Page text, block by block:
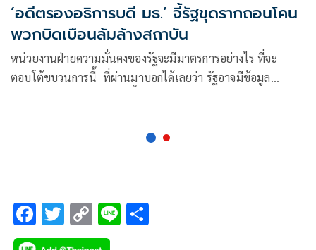
‘อดีตรองอธิการบดี มธ.’ จี้รัฐขุดรากถอนโคน
พวกบิดเบือนล้มล้างสถาบัน
หน่วยงานฝ่ายความมั่นคงของรัฐจะมีมาตรการอย่างไร ที่จะ
ตอบโต้ขบวนการนี้ ที่ผ่านมาบอกได้เลยว่า รัฐอาจมีข้อมูล
F
ac
T
wi
C
o
Li